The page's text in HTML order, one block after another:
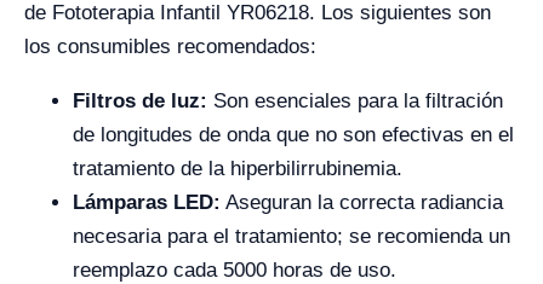
de Fototerapia Infantil YR06218. Los siguientes son
los consumibles recomendados:
Filtros de luz: Son esenciales para la filtración
de longitudes de onda que no son efectivas en el
tratamiento de la hiperbilirrubinemia.
Lámparas LED: Aseguran la correcta radiancia
necesaria para el tratamiento; se recomienda un
reemplazo cada 5000 horas de uso.